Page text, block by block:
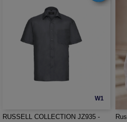
W1
RUSSELL COLLECTION JZ935 -